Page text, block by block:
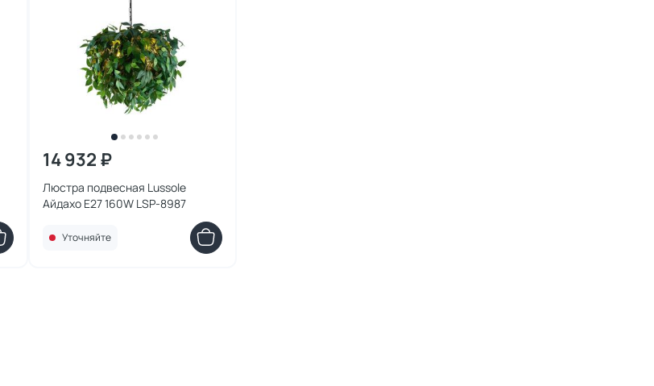
14 932 ₽
Люстра подвесная Lussole
Айдахо E27 160W LSP-8987
Уточняйте